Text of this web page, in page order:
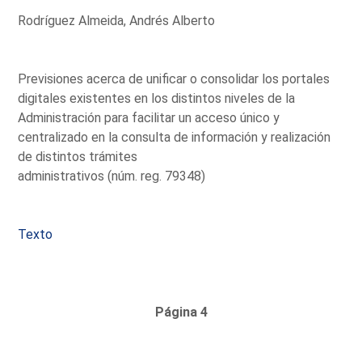
Rodríguez Almeida, Andrés Alberto
Previsiones acerca de unificar o consolidar los portales
digitales existentes en los distintos niveles de la
Administración para facilitar un acceso único y
centralizado en la consulta de información y realización
de distintos trámites
administrativos (núm. reg. 79348)
Texto
Página 4